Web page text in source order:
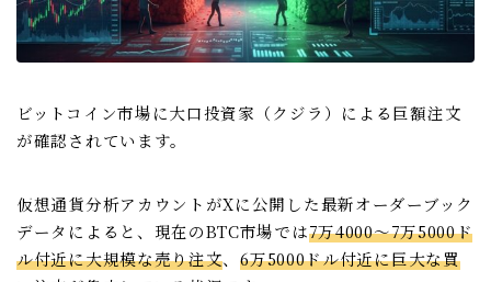
ビットコイン市場に大口投資家（クジラ）による巨額注文
が確認されています。
仮想通貨分析アカウントがXに公開した最新オーダーブック
データによると、現在のBTC市場では7万4000〜7万5000ド
ル付近に大規模な売り注文、6万5000ドル付近に巨大な買